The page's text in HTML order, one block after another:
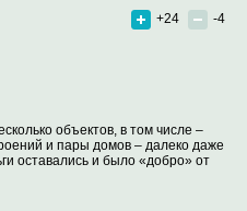
+24
-4
объектов, в том числе –
и пары домов – далеко даже
оставались и было «добро» от